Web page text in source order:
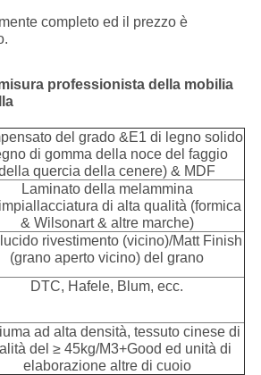
completo ed il prezzo è
professionista della mobilia
del grado &E1 di legno solido
di gomma della noce del faggio
quercia della cenere) & MDF
Laminato della melammina
di alta qualità (formica
& Wilsonart & altre marche)
rivestimento (vicino)/Matt Finish
(grano aperto vicino) del grano
DTC, Hafele, Blum, ecc.
ad alta densità, tessuto cinese di
del ≥ 45kg/M3+Good ed unità di
elaborazione altre di cuoio